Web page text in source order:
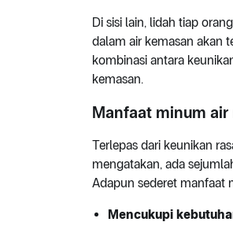
Di sisi lain, lidah tiap
dalam air kemasan akan
kombinasi antara
kemasan.
Manfaat minum
Terlepas dari keunikan
mengatakan, ada
Adapun sederet manfaat
Mencukupi